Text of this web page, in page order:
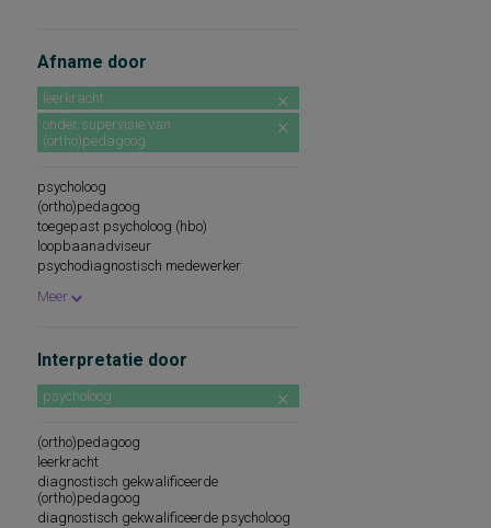
Afname door
leerkracht
onder supervisie van
(ortho)pedagoog
psycholoog
(ortho)pedagoog
toegepast psycholoog (hbo)
loopbaanadviseur
psychodiagnostisch medewerker
na certificering/cursus/ training
professional
onder supervisie van psycholoog
beroepskeuzeadviseur
Meer
Interpretatie door
psycholoog
(ortho)pedagoog
leerkracht
diagnostisch gekwalificeerde
(ortho)pedagoog
diagnostisch gekwalificeerde psycholoog